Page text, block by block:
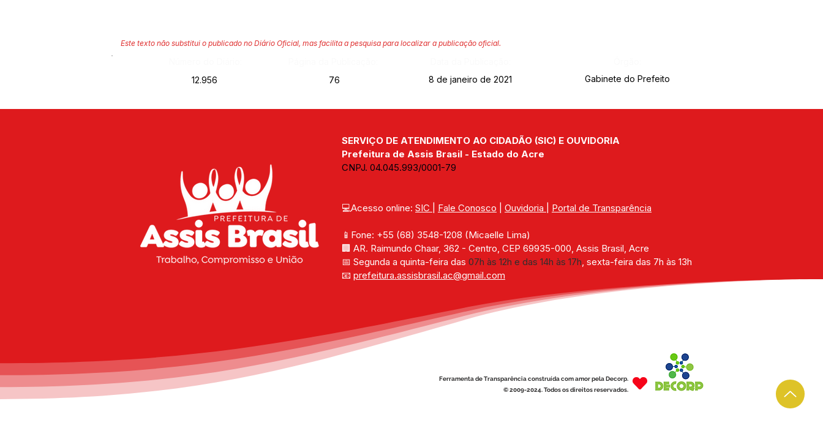
Este texto não substitui o publicado no Diário Oficial, mas facilita a pesquisa para localizar a publicação oficial.
12.956
76 8 de janeiro de 2021 Gabinete do Prefeito
SERVIÇO DE ATENDIMENTO AO CIDADÃO (SIC) E OUVIDORIA
Prefeitura de Assis Brasil - Estado do Acre
CNPJ. 04.045.993/0001-79
💻Acesso online: SIC Fale Conosco Ouvidoria Portal de Transparência
📱Fone: +55 (68) 3548-1208 (Micaelle Lima)
🏢 AR. Raimundo Chaar, 362 - Centro, CEP 69935-000, Assis Brasil, Acre
📅 Segunda a quinta-feira das 07h às 12h e das 14h às 17h, sexta-feira das 7h às 13h
📧 prefeitura.assisbrasil.ac@gmail.com
Ferramenta de Transparência construída com amor pela Decorp.
© 2009-2024. Todos os direitos reservados.